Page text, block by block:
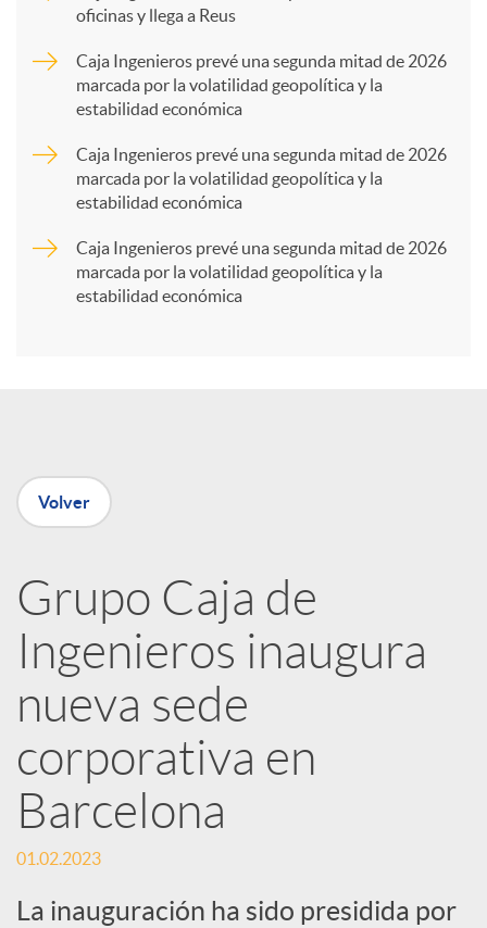
a
n
e
d
e
s
S
oficinas y llega a Reus
Caja Ingenieros prevé una segunda mitad de 2026
marcada por la volatilidad geopolítica y la
estabilidad económica
Caja Ingenieros prevé una segunda mitad de 2026
marcada por la volatilidad geopolítica y la
estabilidad económica
Caja Ingenieros prevé una segunda mitad de 2026
marcada por la volatilidad geopolítica y la
estabilidad económica
Volver
Grupo Caja de
Ingenieros inaugura
nueva sede
corporativa en
Barcelona
01.02.2023
La inauguración ha sido presidida por